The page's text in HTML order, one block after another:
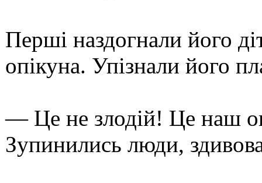
Перші наздогнали його
опікуна. Упізнали його
— Це не злодій! Це наш
Зупинились люди,